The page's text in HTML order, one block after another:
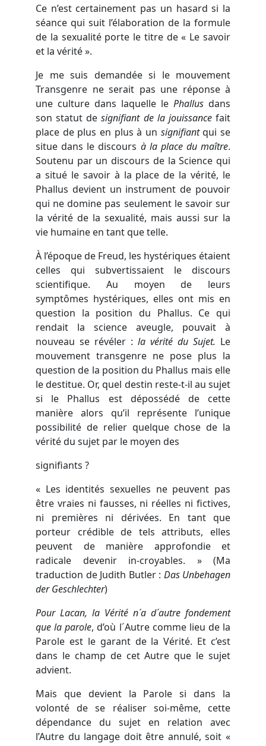
Ce n’est certainement pas un hasard si la
séance qui suit l’élaboration de la formule
de la sexualité porte le titre de « Le savoir
et la vérité ».
Je me suis demandée si le mouvement
Transgenre ne serait pas une réponse à
une culture dans laquelle le Phallus dans
son statut designifiant de la jouissancefait
place de plus en plus à un signifiantqui se
situe dans le discours à la place du maître.
Soutenu par un discours de la Science qui
a situé le savoir à la place de la vérité, le
Phallus devient un instrument de pouvoir
qui ne domine pas seulement le savoir sur
la vérité de la sexualité, mais aussi sur la
vie humaine en tant que telle.
À l’époque de Freud, les hystériques étaient
celles qui subvertissaient le discours
scientifique. Au moyen de leurs
symptômes hystériques, elles ont mis en
question la position du Phallus. Ce qui
rendait la science aveugle, pouvait à
nouveau se révéler : la vérité du Sujet. Le
mouvement transgenre ne pose plus la
question de la position du Phallus mais elle
le destitue. Or, quel destin reste-t-il au sujet
si le Phallus est dépossédé de cette
manière alors qu’il représente l’unique
possibilité de relier quelque chose de la
vérité du sujet par le moyen des
signifiants ?
« Les identités sexuelles ne peuvent pas
être vraies ni fausses, ni réelles ni fictives,
ni premières ni dérivées. En tant que
porteur crédible de tels attributs, elles
peuvent de manière approfondie et
radicale devenir in-croyables. » (Ma
traduction de Judith Butler : Das Unbehagen
der Geschlechter)
Pour Lacan, la Vérité n´a d´autre fondement
que la parole, d’où l´Autre comme lieu de la
Parole est le garant de la Vérité. Et c’est
dans le champ de cet Autre que le sujet
advient.
Mais que devient la Parole si dans la
volonté de se réaliser soi-même, cette
dépendance du sujet en relation avec
l’Autre du langage doit être annulé, soit «